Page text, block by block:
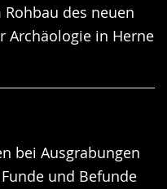
des neuen
Archäologie in Herne
bei Ausgrabungen
und Befunde